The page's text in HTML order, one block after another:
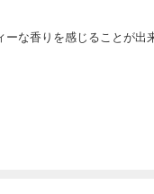
な香りを感じることが出